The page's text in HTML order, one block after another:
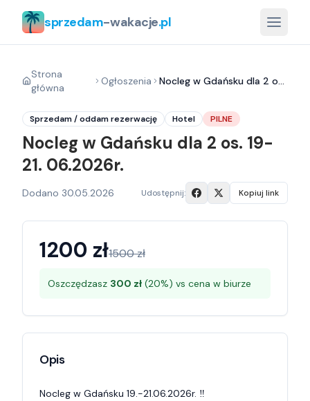
sprzedam-wakacje.pl
Strona
główna
Ogłoszenia Nocleg w Gdańsku dla 2 os. 19-21. 06.2026r.
Sprzedam / oddam rezerwację Hotel PILNE
Nocleg w Gdańsku dla 2 os. 19-
21. 06.2026r.
Dodano 30.05.2026 Udostępnij: Kopiuj link
1200 zł1500zł
Oszczędzasz 300 zł (20%) vs cena w biurze
Opis
Nocleg w Gdańsku 19.-21.06.2026r. ‼️